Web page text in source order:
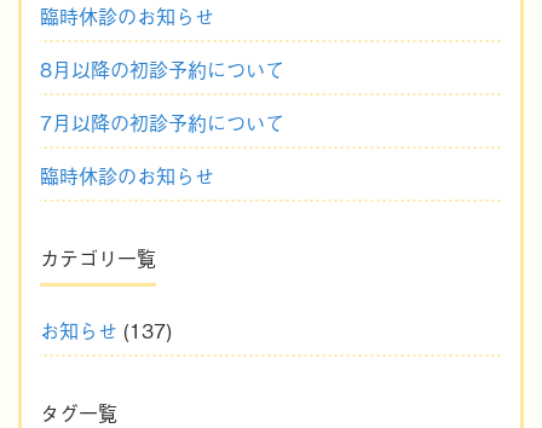
臨時休診のお知らせ
8月以降の初診予約について
7月以降の初診予約について
臨時休診のお知らせ
カテゴリ一覧
お知らせ (137)
タグ一覧